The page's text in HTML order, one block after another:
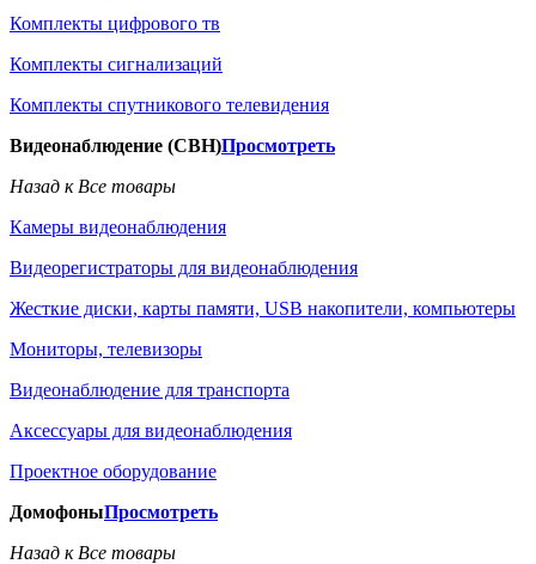
Комплекты цифрового тв
Комплекты сигнализаций
Комплекты спутникового телевидения
Видеонаблюдение (СВН)Просмотреть
Назад к Все товары
Камеры видеонаблюдения
Видеорегистраторы для видеонаблюдения
Жесткие диски, карты памяти, USB накопители, компьютеры
Мониторы, телевизоры
Видеонаблюдение для транспорта
Аксессуары для видеонаблюдения
Проектное оборудование
ДомофоныПросмотреть
Назад к Все товары